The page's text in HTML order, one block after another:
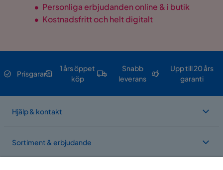
• Personliga erbjudanden online & i butik
• Kostnadsfritt och helt digitalt
Prisgaranti
1 års öppet
köp
Snabb
leverans
Upp till 20 års
garanti
Hjälp & kontakt
Sortiment & erbjudande